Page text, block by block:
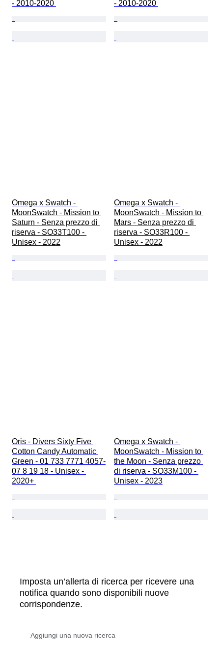
- 2010-2020
- 2010-2020
Omega x Swatch -
MoonSwatch - Mission to
Saturn - Senza prezzo di
riserva - SO33T100 -
Unisex - 2022
Omega x Swatch -
MoonSwatch - Mission to
Mars - Senza prezzo di
riserva - SO33R100 -
Unisex - 2022
Oris - Divers Sixty Five
Cotton Candy Automatic
Green - 01 733 7771 4057-
07 8 19 18 - Unisex -
2020+
Omega x Swatch -
MoonSwatch - Mission to
the Moon - Senza prezzo
di riserva - SO33M100 -
Unisex - 2023
Imposta un’allerta di ricerca per ricevere una
notifica quando sono disponibili nuove
corrispondenze.